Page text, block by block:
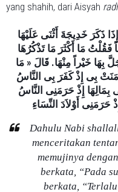
yang shahih, dari Aisyah
ذَكَرَ خَدِيجَةَ أَثْنَى عَلَيْهَا
مَا أَكْثَرَ مَا تَذْكُرُهَا
بِهَا خَيْراً مِنْهَا. قَالَ « مَا
بِى إِذْ كَفَرَ بِى النَّاسُ
إِذْ حَرَمَنِى النَّاسُ
Dahulu Nabi
menceritakan
memujinya
berkata, “Pada
berkata,